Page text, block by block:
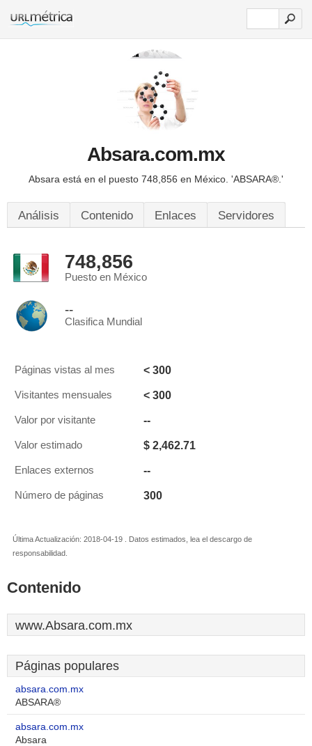
Absara.com.mx
Absara está en el puesto 748,856 en México. 'ABSARA®.'
Análisis Contenido Enlaces Servidores
748,856
Puesto en México
--
Clasifica Mundial
Páginas vistas al mes < 300
Visitantes mensuales < 300
Valor por visitante --
Valor estimado $ 2,462.71
Enlaces externos --
Número de páginas 300
Última Actualización: 2018-04-19 . Datos estimados, lea el descargo de
responsabilidad.
Contenido
www.Absara.com.mx
Páginas populares
absara.com.mx
ABSARA®
absara.com.mx
Absara